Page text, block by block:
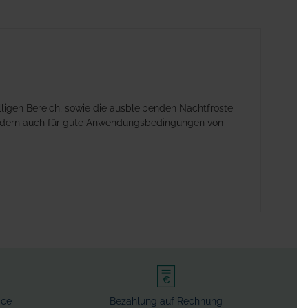
Bereich, sowie die ausbleibenden Nachtfröste
auch für gute Anwendungsbedingungen von
Bezahlung auf Rechnung